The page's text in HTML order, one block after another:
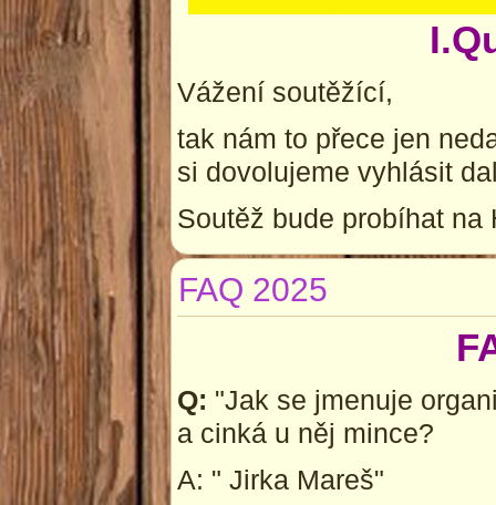
Vážení soutěžící,
tak nám to přece jen
si dovolujeme vyhlásit
Soutěž bude probíhat
FAQ 2025
Q: "Jak se jmenuje
a cinká u něj mince?
A: " Jirka Mareš"